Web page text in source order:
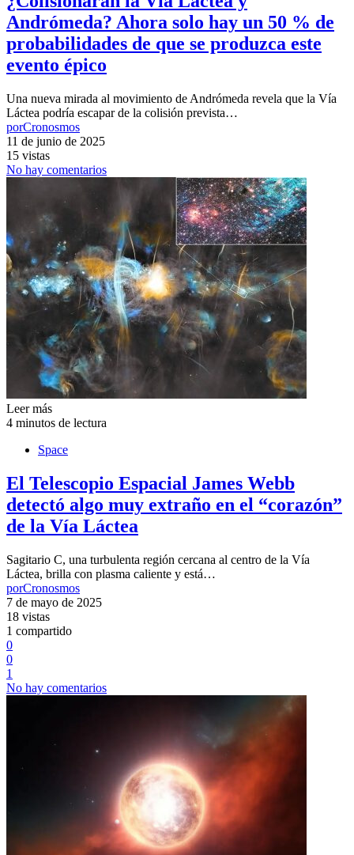
Andrómeda? Ahora solo hay un 50 % de
probabilidades de que se produzca este
evento épico
Una nueva mirada al movimiento de Andrómeda revela que la Vía
Láctea podría escapar de la colisión prevista…
porCronosmos
11 de junio de 2025
15 vistas
No hay comentarios
Leer más
4 minutos de lectura
Space
El Telescopio Espacial James Webb
detectó algo muy extraño en el “corazón”
de la Vía Láctea
Sagitario C, una turbulenta región cercana al centro de la Vía
Láctea, brilla con plasma caliente y está…
porCronosmos
7 de mayo de 2025
18 vistas
1 compartido
0
0
1
No hay comentarios